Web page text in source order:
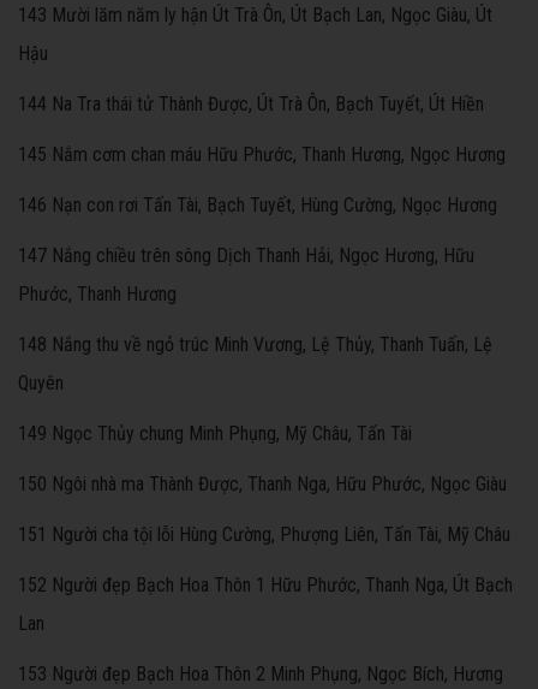
143 Mười lăm năm ly hận Út Trà Ôn, Út Bạch Lan, Ngọc Giàu, Út
Hậu
144 Na Tra thái tử Thành Được, Út Trà Ôn, Bạch Tuyết, Út Hiền
145 Nắm cơm chan máu Hữu Phước, Thanh Hương, Ngọc Hương
146 Nạn con rơi Tấn Tài, Bạch Tuyết, Hùng Cường, Ngọc Hương
147 Nắng chiều trên sông Dịch Thanh Hải, Ngọc Hương, Hữu
Phước, Thanh Hương
148 Nắng thu về ngỏ trúc Minh Vương, Lệ Thủy, Thanh Tuấn, Lệ
Quyên
149 Ngọc Thủy chung Minh Phụng, Mỹ Châu, Tấn Tài
150 Ngôi nhà ma Thành Được, Thanh Nga, Hữu Phước, Ngọc Giàu
151 Người cha tội lỗi Hùng Cường, Phượng Liên, Tấn Tài, Mỹ Châu
152 Người đẹp Bạch Hoa Thôn 1 Hữu Phước, Thanh Nga, Út Bạch
Lan
153 Người đẹp Bạch Hoa Thôn 2 Minh Phụng, Ngọc Bích, Hương